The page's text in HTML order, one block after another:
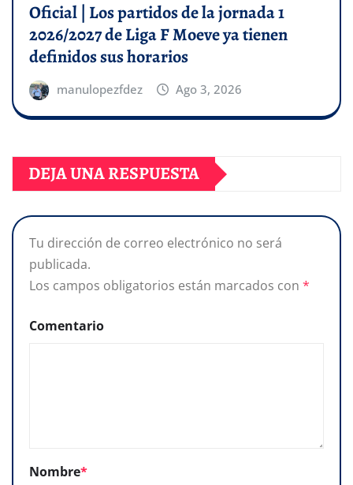
Oficial | Los partidos de la jornada 1
2026/2027 de Liga F Moeve ya tienen
definidos sus horarios
manulopezfdez Ago 3, 2026
DEJA UNA RESPUESTA
Tu dirección de correo electrónico no será
publicada.
Los campos obligatorios están marcados con *
Comentario
Nombre*